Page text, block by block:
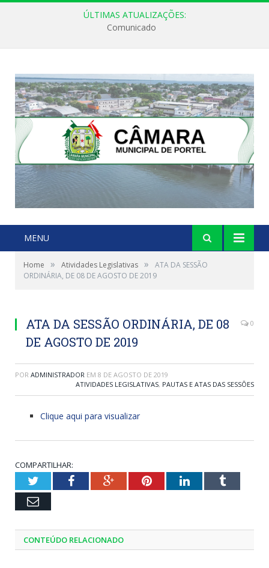
ÚLTIMAS ATUALIZAÇÕES:
Comunicado
MENU
Home » Atividades Legislativas »
ATA DA SESSÃO
ORDINÁRIA, DE 08 DE AGOSTO DE 2019
ATA DA SESSÃO ORDINÁRIA, DE 08
DE AGOSTO DE 2019
0
POR ADMINISTRADOR EM 8 DE AGOSTO DE 2019
ATIVIDADES LEGISLATIVAS, PAUTAS E ATAS DAS SESSÕES
Clique aqui para visualizar
COMPARTILHAR:
TwitterFacebookGoogle+PinterestLinkedInTumblr
Email
CONTEÚDO RELACIONADO